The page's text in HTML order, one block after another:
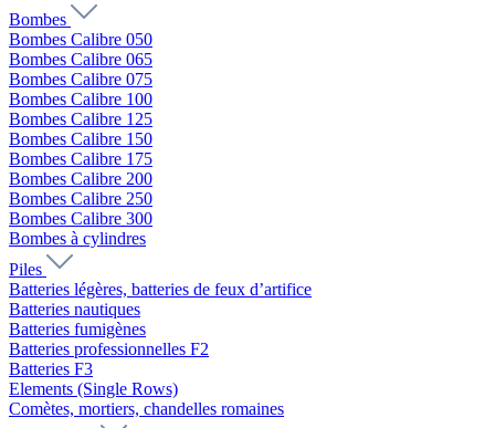
Bombes
Bombes Calibre 050
Bombes Calibre 065
Bombes Calibre 075
Bombes Calibre 100
Bombes Calibre 125
Bombes Calibre 150
Bombes Calibre 175
Bombes Calibre 200
Bombes Calibre 250
Bombes Calibre 300
Bombes à cylindres
Piles
Batteries légères, batteries de feux d’artifice
Batteries nautiques
Batteries fumigènes
Batteries professionnelles F2
Batteries F3
Elements (Single Rows)
Comètes, mortiers, chandelles romaines